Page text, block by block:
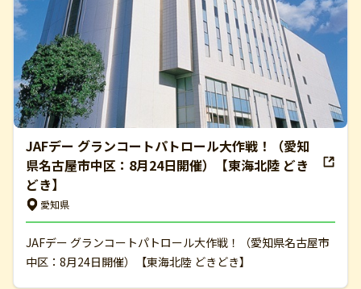
JAFデー グランコートパトロール大作戦！（愛知
県名古屋市中区：8月24日開催）【東海北陸 どき
どき】
愛知県
JAFデー グランコートパトロール大作戦！（愛知県名古屋市
中区：8月24日開催）【東海北陸 どきどき】